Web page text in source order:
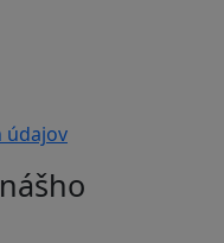
údajov